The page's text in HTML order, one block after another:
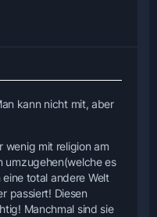
kann nicht mit, aber
wenig mit religion am
umzugehen(welche es
total andere Welt
passiert! Diesen
Manchmal sind sie